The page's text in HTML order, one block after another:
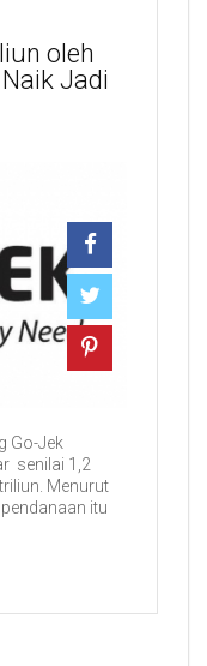
oleh
Jadi
Go-Jek
senilai 1,2
Menurut
itu